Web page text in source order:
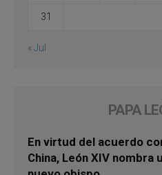
31
« Jul
PAPA
En virtud del acuerdo
China, León XIV nombra